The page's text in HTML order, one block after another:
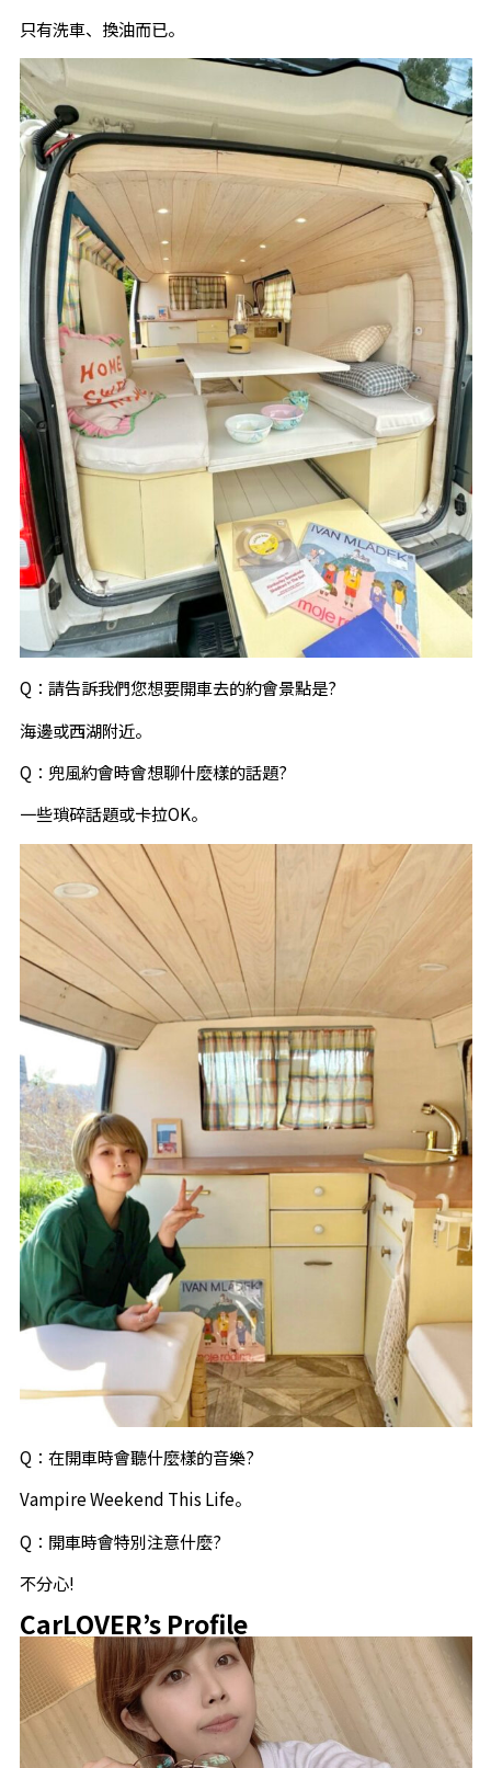
只有洗車、換油而已。
Q：請告訴我們您想要開車去的約會景點是?
海邊或西湖附近。
Q：兜風約會時會想聊什麼樣的話題?
一些瑣碎話題或卡拉OK。
Q：在開車時會聽什麼樣的音樂?
Vampire Weekend This Life。
Q：開車時會特別注意什麼?
不分心!
CarLOVER’s Profile